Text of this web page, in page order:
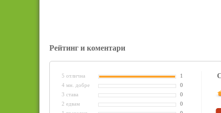
Рейтинг и коментари
5 отлична
1
4 мн. добре
0
3 става
0
2 едвам
0